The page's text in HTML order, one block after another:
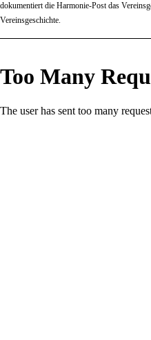
dokumentiert die Harmonie-Post das
Vereinsgeschichte.